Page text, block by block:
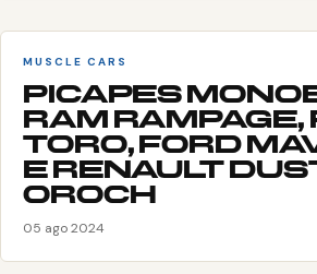
MUSCLE CARS
PICAPES
RAM RAMPAGE,
TORO, FORD
E RENAULT
OROCH
05 ago 2024